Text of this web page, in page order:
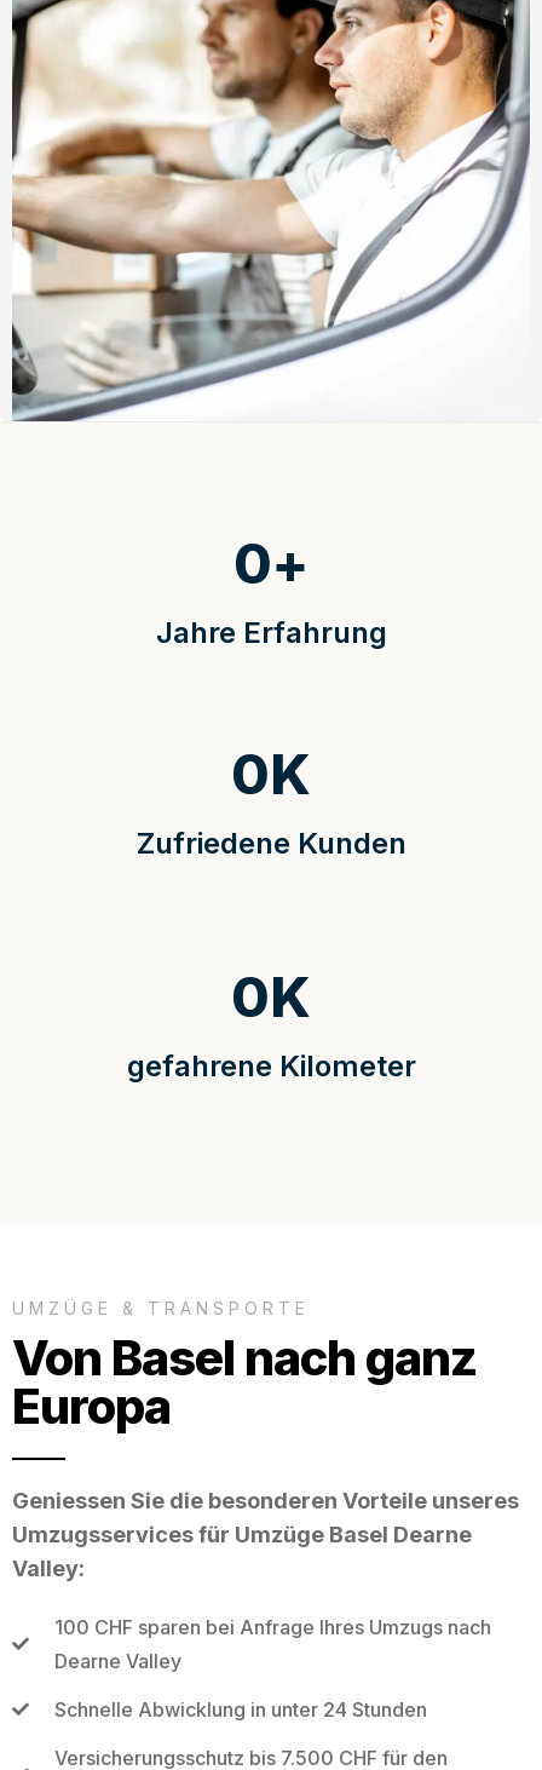
Jahre Erfahrung
0+
Zufriedene Kunden
0K
gefahrene Kilometer
0K
UMZÜGE & TRANSPORTE
Von Basel nach ganz
Europa
Geniessen Sie die besonderen Vorteile unseres
Umzugsservices für Umzüge Basel Dearne
Valley:
100 CHF sparen bei Anfrage Ihres Umzugs nach
Dearne Valley
Schnelle Abwicklung in unter 24 Stunden
Versicherungsschutz bis 7.500 CHF für den